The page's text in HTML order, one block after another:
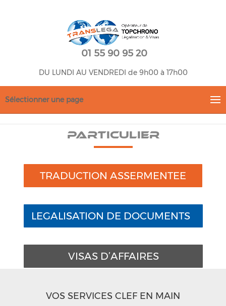
01 55 90 95 20
DU LUNDI AU VENDREDI de 9h00 à 17h00
Sélectionner une page
Particulier
TRADUCTION ASSERMENTEE
LEGALISATION DE DOCUMENTS
VISAS D’AFFAIRES
VOS SERVICES CLEF EN MAIN